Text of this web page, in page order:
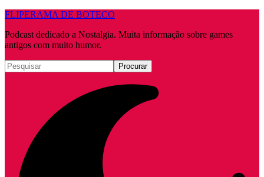
FLIPERAMA DE BOTECO
Podcast dedicado a Nostalgia. Muita informação sobre games
antigos com muito humor.